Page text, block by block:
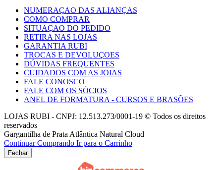
NUMERAÇAO DAS ALIANÇAS
COMO COMPRAR
SITUAÇAO DO PEDIDO
RETIRA NAS LOJAS
GARANTIA RUBI
TROCAS E DEVOLUÇOES
DÚVIDAS FREQUENTES
CUIDADOS COM AS JOIAS
FALE CONOSCO
FALE COM OS SÓCIOS
ANEL DE FORMATURA - CURSOS E BRASÕES
LOJAS RUBI - CNPJ: 12.513.273/0001-19 © Todos os direitos
reservados
Gargantilha de Prata Atlântica Natural Cloud
Continuar Comprando Ir para o Carrinho
Fechar